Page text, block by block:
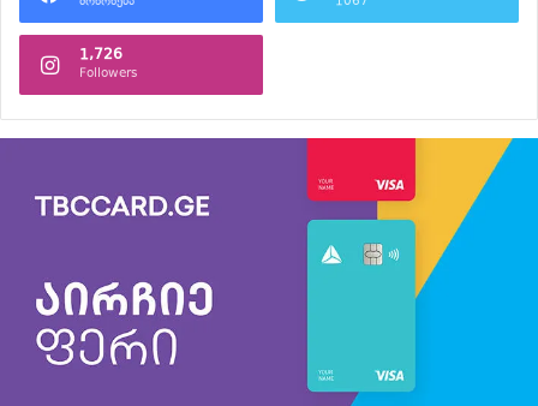
1,726
Followers